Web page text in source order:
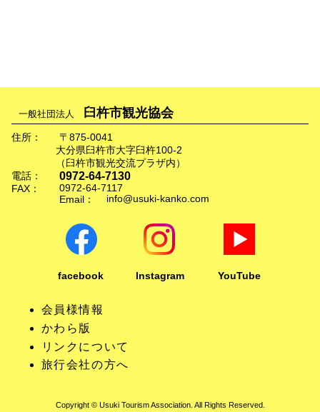
一般社団法人 臼杵市観光協会
住所：
〒875-0041
大分県臼杵市大字臼杵100-2
（臼杵市観光交流プラザ内）
電話：
0972-64-7130
FAX：
0972-64-7117
Email：
info@usuki-kanko.com
facebook Instagram YouTube
会員様情報
かわら版
リンクについて
旅行会社の方へ
Copyright © Usuki Tourism Association. All Rights Reserved.